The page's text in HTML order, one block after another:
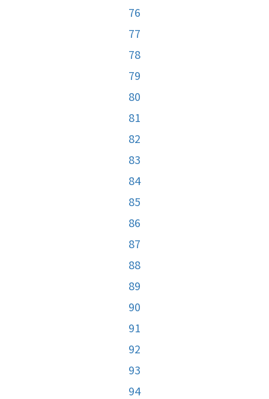
76
77
78
79
80
81
82
83
84
85
86
87
88
89
90
91
92
93
94